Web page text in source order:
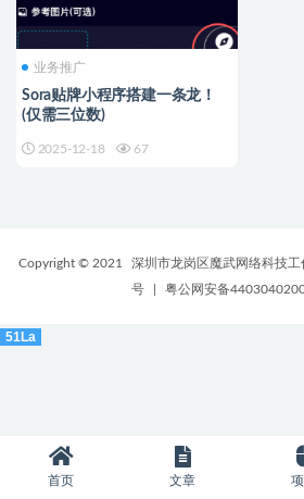
业务推广
Sora贴牌小程序搭建一条龙！
(仅需三位数)
2025-12-18 67
Copyright © 2021 深圳市龙岗区魔武网络科技工
号
粤公网安备
首页 文章
51La